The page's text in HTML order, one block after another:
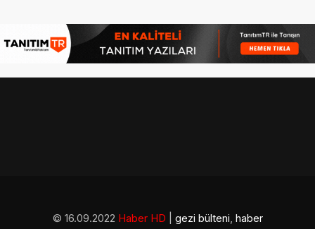
© 16.09.2022 Haber HD gezi bülteni, haber